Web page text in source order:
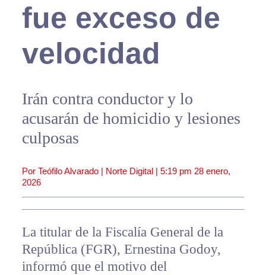
fue exceso de
velocidad
Irán contra conductor y lo
acusarán de homicidio y lesiones
culposas
Por Teófilo Alvarado | Norte Digital | 5:19 pm 28 enero,
2026
La titular de la Fiscalía General de la
República (FGR), Ernestina Godoy,
informó que el motivo del